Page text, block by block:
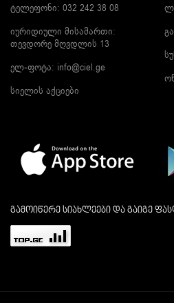
ტელეფონი: 032 242 38 08
იურიდიული მისამართი:
თევდორე მღვდლის 13
ელ-ფოტა: info@ciel.ge
სიელის აქციები
გამოიწერე სიახლეები და გაიგე